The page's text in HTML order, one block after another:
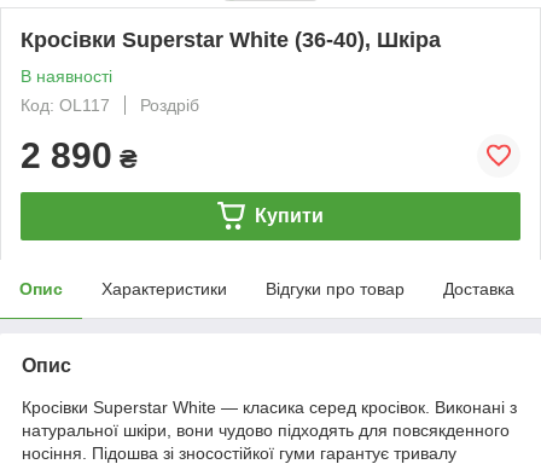
Кросівки Superstar White (36-40), Шкіра
В наявності
Код: OL117
Роздріб
2 890 ₴
Купити
Опис Характеристики Відгуки про товар Доставка
Опис
Кросівки Superstar White — класика серед кросівок. Виконані з
натуральної шкіри, вони чудово підходять для повсякденного
носіння. Підошва зі зносостійкої гуми гарантує тривалу